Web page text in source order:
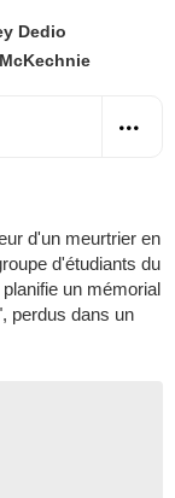
Dedio
d'un meurtrier en
d'étudiants du
un mémorial
perdus dans un